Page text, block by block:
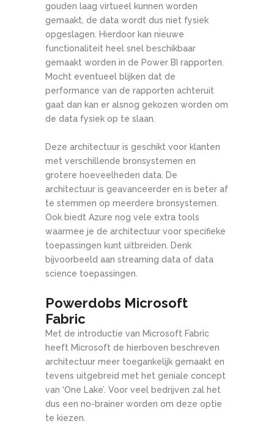
gouden laag virtueel kunnen worden
gemaakt, de data wordt dus niet fysiek
opgeslagen. Hierdoor kan nieuwe
functionaliteit heel snel beschikbaar
gemaakt worden in de Power BI rapporten.
Mocht eventueel blijken dat de
performance van de rapporten achteruit
gaat dan kan er alsnog gekozen worden om
de data fysiek op te slaan.
Deze architectuur is geschikt voor klanten
met verschillende bronsystemen en
grotere hoeveelheden data. De
architectuur is geavanceerder en is beter af
te stemmen op meerdere bronsystemen.
Ook biedt Azure nog vele extra tools
waarmee je de architectuur voor specifieke
toepassingen kunt uitbreiden. Denk
bijvoorbeeld aan streaming data of data
science toepassingen.
Powerdobs Microsoft
Fabric
Met de introductie van Microsoft Fabric
heeft Microsoft de hierboven beschreven
architectuur meer toegankelijk gemaakt en
tevens uitgebreid met het geniale concept
van ‘One Lake’. Voor veel bedrijven zal het
dus een no-brainer worden om deze optie
te kiezen.